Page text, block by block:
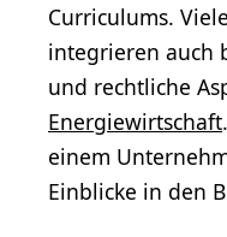
Curriculums.
integrieren auch
und rechtliche
Energiewirtschaft
einem
Einblicke in den